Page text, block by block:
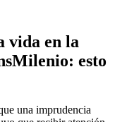
vida en la
esto
una imprudencia